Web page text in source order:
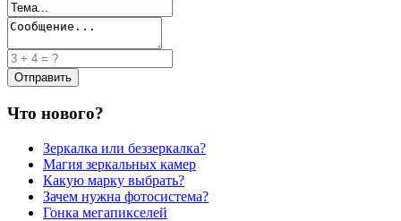
Что нового?
Зеркалка или беззеркалка?
Магия зеркальных камер
Какую марку выбрать?
Зачем нужна фотосистема?
Гонка мегапикселей